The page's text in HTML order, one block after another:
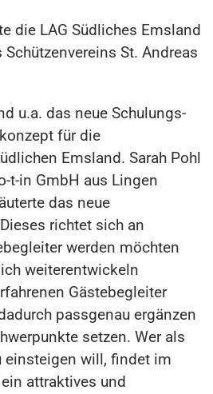
die LAG Südliches Emsland
St. Andreas
u.a. das neue Schulungs-
für die
Emsland. Sarah Pohl
t-in GmbH aus Lingen
das neue
richtet sich an
werden möchten
weiterentwickeln
Gästebegleiter
passgenau ergänzen
setzen. Wer als
einsteigen will, findet im
attraktives und